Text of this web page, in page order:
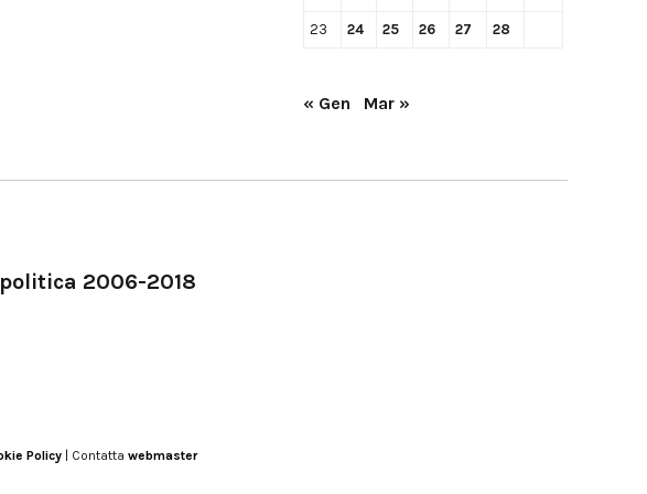
23 24 25 26 27 28
« Gen Mar »
2006-2018
Policy | Contatta webmaster